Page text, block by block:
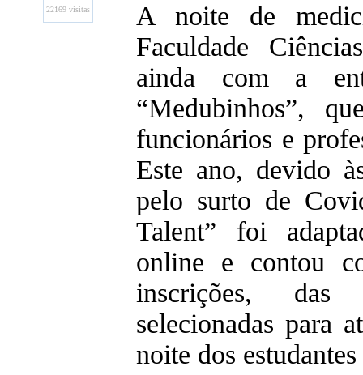
22169 visitas
A noite de
Faculdade
ainda com a
“Medubinhos”,
funcionários e
Este ano, devido
pelo surto de
Talent” foi
online e contou
inscrições,
selecionadas para
noite dos